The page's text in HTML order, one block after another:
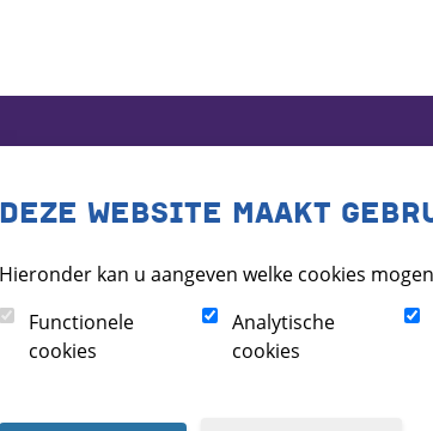
DEZE WEBSITE MAAKT
Hieronder kan u aangeven welke cookies
Functionele
cookies
Analytische
cookies